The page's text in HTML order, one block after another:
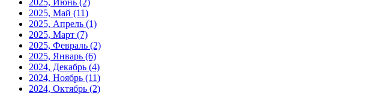
2025, Июнь (2)
2025, Май (11)
2025, Апрель (1)
2025, Март (7)
2025, Февраль (2)
2025, Январь (6)
2024, Декабрь (4)
2024, Ноябрь (11)
2024, Октябрь (2)